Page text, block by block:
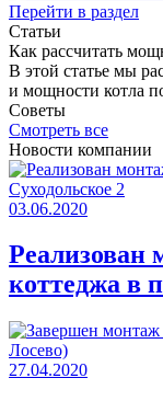
Перейти в раздел
Статьи
Как раcсчитать
В этой статье мы
и мощности котла
Советы
Смотреть все
Новости компании
03.06.2020
Реализован
коттеджа в
27.04.2020